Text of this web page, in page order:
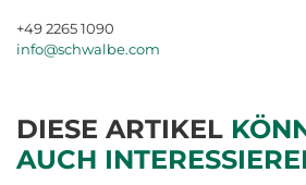
+49 2265 1090
info@schwalbe.com
DIESE ARTIKEL
AUCH